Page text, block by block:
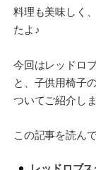
料理も美味しく
たよ♪
今回はレッドロ
と、子供用椅子
ついてご紹介しま
この記事を読ん